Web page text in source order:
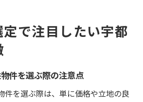
で注目したい宇都
件を選ぶ際の注意点
件を選ぶ際は、単に価格や立地の良